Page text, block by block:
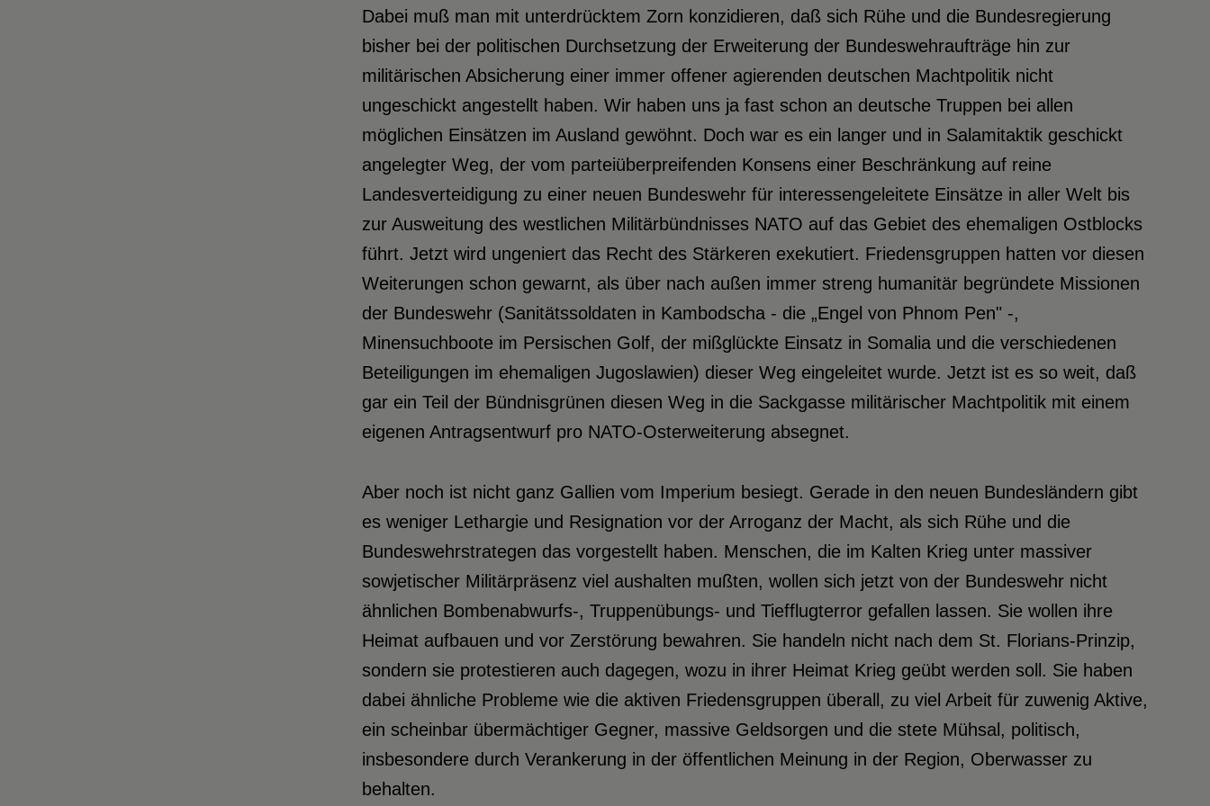
Dabei muß man mit unterdrücktem Zorn konzidieren, daß sich Rühe und die Bundesregierung
bisher bei der politischen Durchsetzung der Erweiterung der Bundeswehraufträge hin zur
militärischen Absicherung einer immer offener agierenden deutschen Machtpolitik nicht
ungeschickt angestellt haben. Wir haben uns ja fast schon an deutsche Truppen bei allen
möglichen Einsätzen im Ausland gewöhnt. Doch war es ein langer und in Salamitaktik geschickt
angelegter Weg, der vom parteiüberpreifenden Konsens einer Beschränkung auf reine
Landesverteidigung zu einer neuen Bundeswehr für interessengeleitete Einsätze in aller Welt bis
zur Ausweitung des westlichen Militärbündnisses NATO auf das Gebiet des ehemaligen Ostblocks
führt. Jetzt wird ungeniert das Recht des Stärkeren exekutiert. Friedensgruppen hatten vor diesen
Weiterungen schon gewarnt, als über nach außen immer streng humanitär begründete Missionen
der Bundeswehr (Sanitätssoldaten in Kambodscha - die „Engel von Phnom Pen" -,
Minensuchboote im Persischen Golf, der mißglückte Einsatz in Somalia und die verschiedenen
Beteiligungen im ehemaligen Jugoslawien) dieser Weg eingeleitet wurde. Jetzt ist es so weit, daß
gar ein Teil der Bündnisgrünen diesen Weg in die Sackgasse militärischer Machtpolitik mit einem
eigenen Antragsentwurf pro NATO-Osterweiterung absegnet.
Aber noch ist nicht ganz Gallien vom Imperium besiegt. Gerade in den neuen Bundesländern gibt
es weniger Lethargie und Resignation vor der Arroganz der Macht, als sich Rühe und die
Bundeswehrstrategen das vorgestellt haben. Menschen, die im Kalten Krieg unter massiver
sowjetischer Militärpräsenz viel aushalten mußten, wollen sich jetzt von der Bundeswehr nicht
ähnlichen Bombenabwurfs-, Truppenübungs- und Tiefflugterror gefallen lassen. Sie wollen ihre
Heimat aufbauen und vor Zerstörung bewahren. Sie handeln nicht nach dem St. Florians-Prinzip,
sondern sie protestieren auch dagegen, wozu in ihrer Heimat Krieg geübt werden soll. Sie haben
dabei ähnliche Probleme wie die aktiven Friedensgruppen überall, zu viel Arbeit für zuwenig Aktive,
ein scheinbar übermächtiger Gegner, massive Geldsorgen und die stete Mühsal, politisch,
insbesondere durch Verankerung in der öffentlichen Meinung in der Region, Oberwasser zu
behalten.